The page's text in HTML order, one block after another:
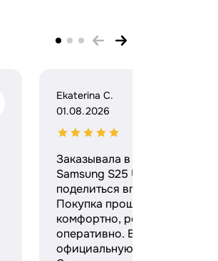
Ekaterina C.
01.08.2026
Заказывала в этом магазине
Samsung S25 Ultra и хочу
поделиться впечатлениями.
Покупка прошла максимально
комфортно, ребята работают
оперативно. Выдали
официальную гарантию и чек.